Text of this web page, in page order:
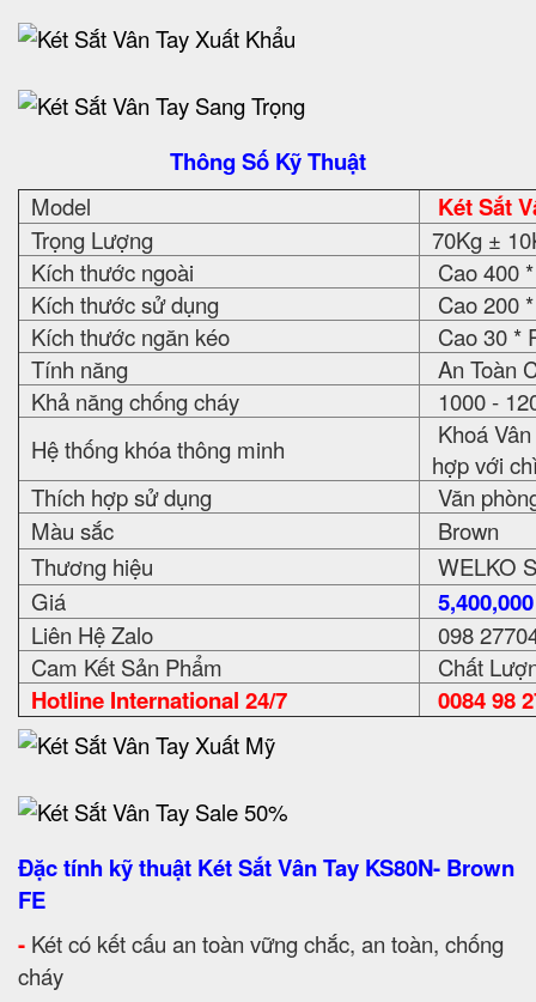
Thông Số Kỹ Thuật
Model Két Sắt
Trọng Lượng
70Kg ±
Kích thước ngoài
Cao 400
Kích thước sử dụng
Cao 200
Kích thước ngăn kéo
Cao 30 *
Tính năng
An Toàn
Khả năng chống cháy
1000 -
Hệ thống khóa thông minh
Khoá
hợp với
Thích hợp sử dụng
Văn
Màu sắc
Brown
Thương hiệu
WELKO
Giá
Liên Hệ Zalo
098
Cam Kết Sản Phẩm
Chất
Hotline International 24/7 0084 98
Đặc tính kỹ thuật Két Sắt Vân Tay KS80N- Brown
FE
- Két có kết cấu an toàn vững chắc, an toàn, chống
cháy